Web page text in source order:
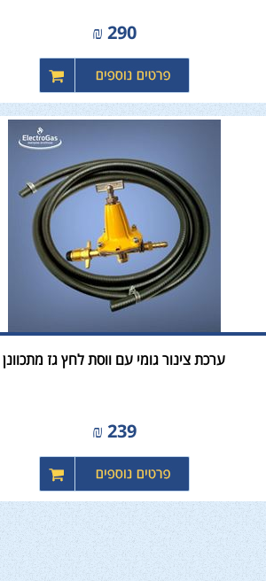
290
₪
ערכת צינור גומי עם ווסת לחץ גז מתכוונן
239
₪